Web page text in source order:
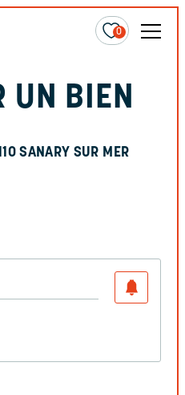
0
UN BIEN
SANARY SUR MER